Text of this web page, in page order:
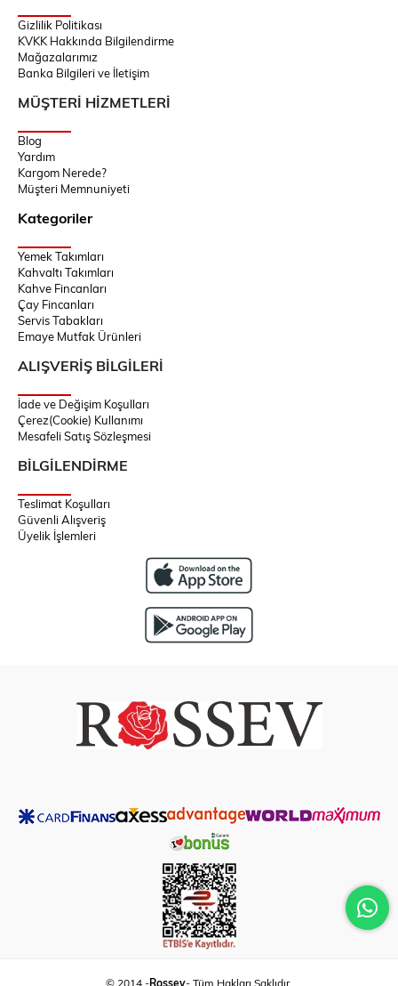
Gizlilik Politikası
KVKK Hakkında Bilgilendirme
Mağazalarımız
Banka Bilgileri ve İletişim
MÜŞTERİ HİZMETLERİ
Blog
Yardım
Kargom Nerede?
Müşteri Memnuniyeti
Kategoriler
Yemek Takımları
Kahvaltı Takımları
Kahve Fincanları
Çay Fincanları
Servis Tabakları
Emaye Mutfak Ürünleri
ALIŞVERİŞ BİLGİLERİ
İade ve Değişim Koşulları
Çerez(Cookie) Kullanımı
Mesafeli Satış Sözleşmesi
BİLGİLENDİRME
Teslimat Koşulları
Güvenli Alışveriş
Üyelik İşlemleri
© 2014 -Rossev- Tüm Hakları Saklıdır.